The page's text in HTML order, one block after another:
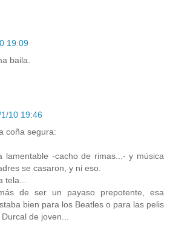
19:09
baila.
10 19:46
coña segura:
lamentable -cacho de rimas...- y música
se casaron, y ni eso.
tela...
de ser un payaso prepotente, esa
bien para los Beatles o para las pelis
de joven...